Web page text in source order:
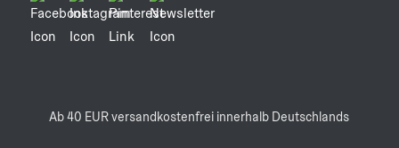
Ab 40 EUR versandkostenfrei innerhalb Deutschlands